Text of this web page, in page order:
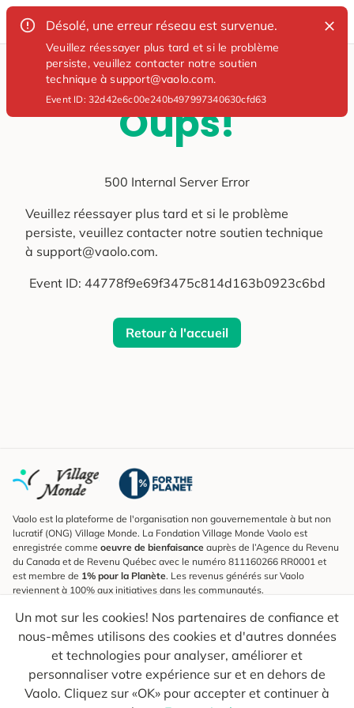
Désolé, une erreur réseau est survenue.
Veuillez réessayer plus tard et si le problème
persiste, veuillez contacter notre soutien
technique à support@vaolo.com.
Event ID:32d42e6c00e240b497997340630cfd63
Oups!
500 Internal Server Error
Veuillez réessayer plus tard et si le problème
persiste, veuillez contacter notre soutien technique
à support@vaolo.com.
Event ID: 44778f9e69f3475c814d163b0923c6bd
Retour à l'accueil
Un mot sur les cookies! Nos partenaires de confiance et
nous-mêmes utilisons des cookies et d'autres données
et technologies pour analyser, améliorer et
personnaliser votre expérience sur et en dehors de
Vaolo. Cliquez sur «OK» pour accepter et continuer à
Vaolo est la plateforme de l'organisation non gouvernementale à but non
lucratif (ONG) Village Monde. La Fondation Village Monde Vaolo est
enregistrée comme oeuvre de bienfaisance auprès de l’Agence du Revenu
du Canada et de Revenu Québec avec le numéro 811160266 RR0001 et
est membre de 1% pour la Planète. Les revenus générés sur Vaolo
reviennent à 100% aux initiatives dans les communautés.
S'inscrire à l'infolettre
Pour connaître les nouveautés, suivre nos explorateurs et recevoir des
astuces pour des voyages plus conscients.
Ton courriel Envoyer